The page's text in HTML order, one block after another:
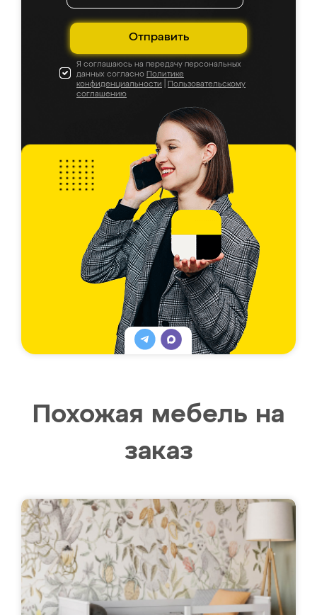
Отправить
Я соглашаюсь на передачу персональных
данных согласно Политике
конфиденциальности
Пользовательскому
соглашению
Похожая мебель на
заказ